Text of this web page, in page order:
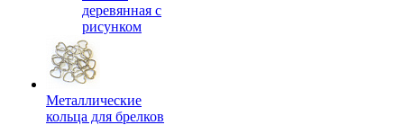
деревянная с
рисунком
Металлические
кольца для брелков